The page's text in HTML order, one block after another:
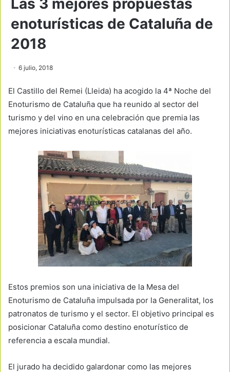
Las 3 mejores propuestas
enoturísticas de Cataluña de
2018
6 julio, 2018
El Castillo del Remei (Lleida) ha acogido la 4ª Noche del
Enoturismo de Cataluña que ha reunido al sector del
turismo y del vino en una celebración que premia las
mejores iniciativas enoturísticas catalanas del año.
Estos premios son una iniciativa de la Mesa del
Enoturismo de Cataluña impulsada por la Generalitat, los
patronatos de turismo y el sector. El objetivo principal es
posicionar Cataluña como destino enoturístico de
referencia a escala mundial.
El jurado ha decidido galardonar como las mejores